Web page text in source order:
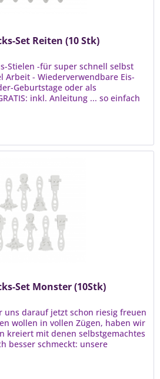
Set Reiten (10 Stk)
Stielen -für super schnell selbst
Arbeit - Wiederverwendbare Eis-
Geburtstage oder als
inkl. Anleitung ... so einfach
Set Monster (10Stk)
uns darauf jetzt schon riesig freuen
wollen in vollen Zügen, haben wir
kreiert mit denen selbstgemachtes
besser schmeckt: unsere